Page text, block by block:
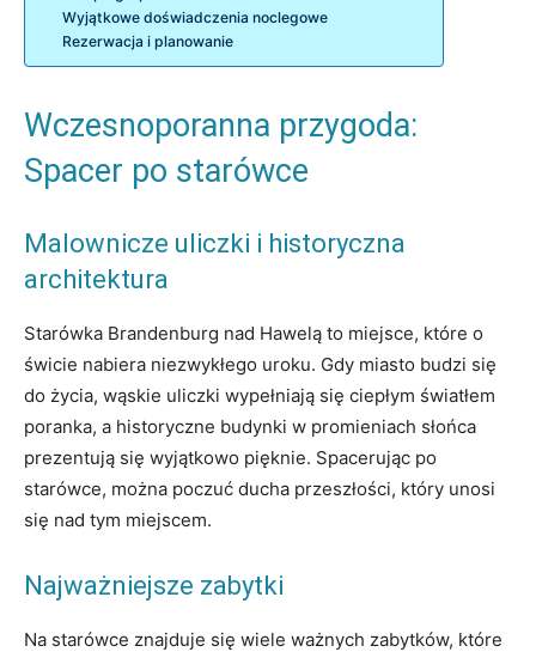
Wyjątkowe doświadczenia noclegowe
Rezerwacja i planowanie
Wczesnoporanna przygoda:
Spacer po starówce
Malownicze uliczki i historyczna
architektura
Starówka Brandenburg nad Hawelą to miejsce, które o
świcie nabiera niezwykłego uroku. Gdy miasto budzi się
do życia, wąskie uliczki wypełniają się ciepłym światłem
poranka, a historyczne budynki w promieniach słońca
prezentują się wyjątkowo pięknie. Spacerując po
starówce, można poczuć ducha przeszłości, który unosi
się nad tym miejscem.
Najważniejsze zabytki
Na starówce znajduje się wiele ważnych zabytków, które